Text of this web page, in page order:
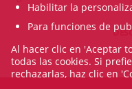
Habilitar la
Para funciones de
Al hacer clic en 'Aceptar
todas las cookies. Si
rechazarlas, haz clic en